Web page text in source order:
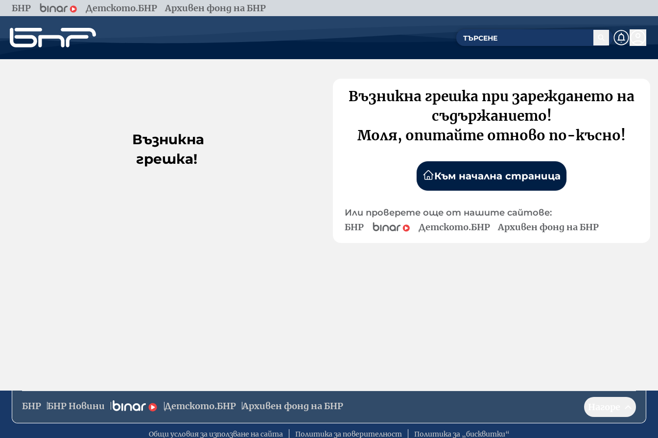
БНР Детското.БНР Архивен фонд на БНР
Възникна
грешка!
Възникна грешка при зареждането на
съдържанието!
Моля, опитайте отново по-късно!
Към начална страница
Или проверете още от нашите сайтове:
БНР Детското.БНР Архивен фонд на БНР
БНР БНР Новини Детското.БНР Архивен фонд на БНР
Общи условия за използване на сайта Политика за поверителност Политика за „бисквитки“